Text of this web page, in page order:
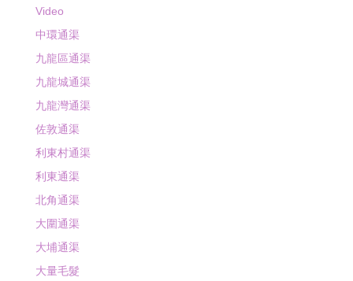
Video
中環通渠
九龍區通渠
九龍城通渠
九龍灣通渠
佐敦通渠
利東村通渠
利東通渠
北角通渠
大圍通渠
大埔通渠
大量毛髮